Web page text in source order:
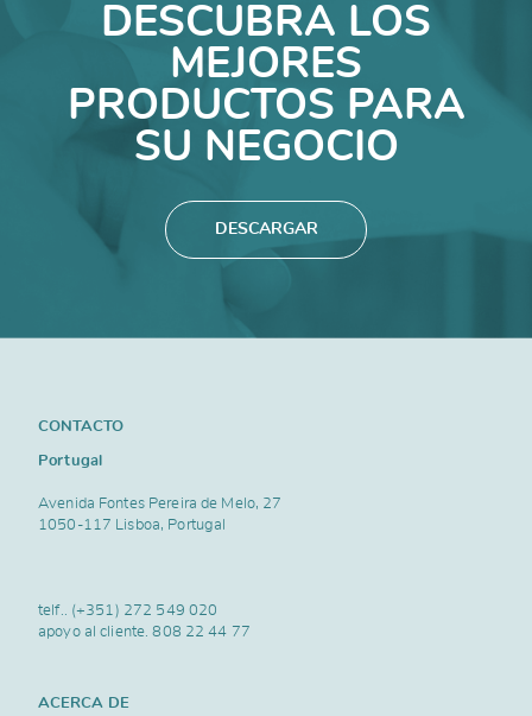
DESCUBRA LOS
MEJORES
PRODUCTOS PARA
SU NEGOCIO
DESCARGAR
CONTACTO
Portugal
Avenida Fontes Pereira de Melo, 27
1050-117 Lisboa, Portugal
telf.. (+351) 272 549 020
apoyo al cliente.808 22 44 77
ACERCA DE